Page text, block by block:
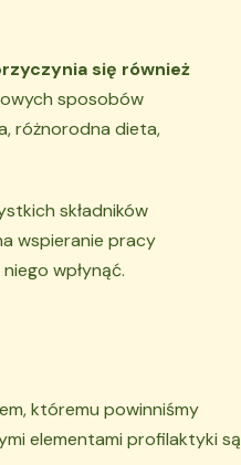
się również
sposobów
różnorodna dieta,
składników
wspieranie pracy
wpłynąć.
któremu powinniśmy
elementami profilaktyki są